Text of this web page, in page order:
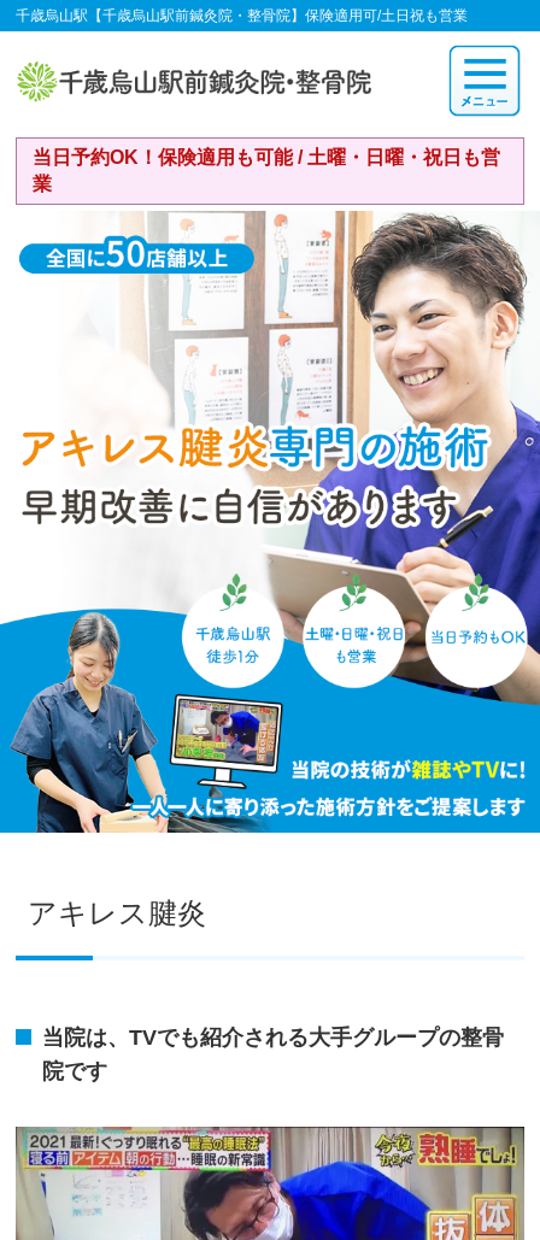
千歳烏山駅【千歳烏山駅前鍼灸院・整骨院】保険適用可/土日祝も営業
当日予約OK！保険適用も可能 / 土曜・日曜・祝日も営
業
アキレス腱炎
当院は、TVでも紹介される大手グループの整骨
院です